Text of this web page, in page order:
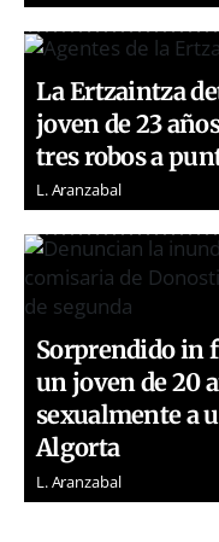
La Ertzaintza
joven de 23
tres robos a
L. Aranzabal
Sorprendido in
un joven de 20
sexualmente a
Algorta
L. Aranzabal